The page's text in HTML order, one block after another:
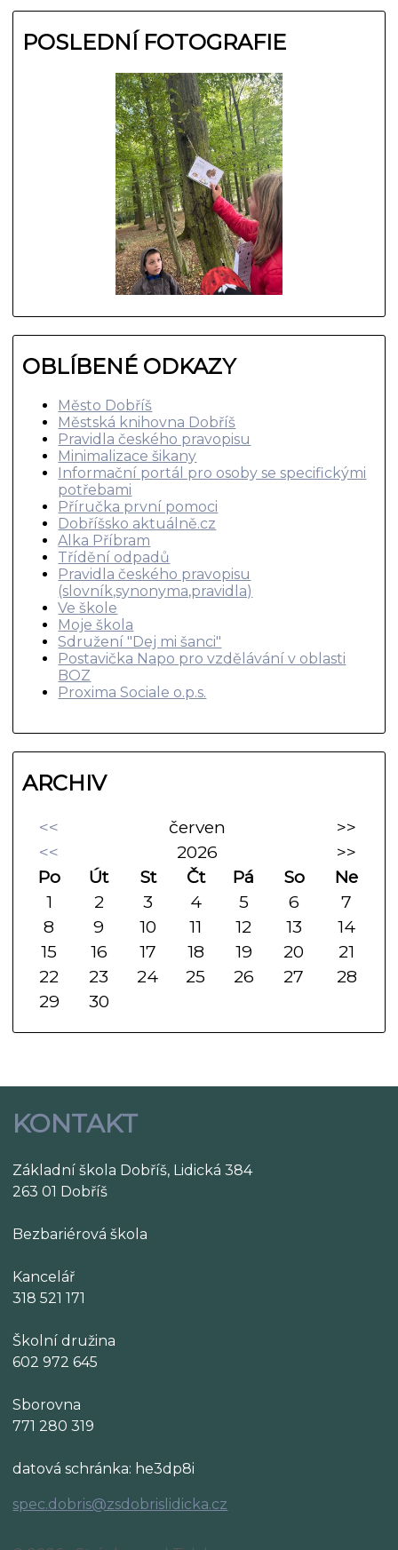
POSLEDNÍ FOTOGRAFIE
OBLÍBENÉ ODKAZY
Město Dobříš
Městská knihovna Dobříš
Pravidla českého pravopisu
Minimalizace šikany
Informační portál pro osoby se specifickými
potřebami
Příručka první pomoci
Dobříšsko aktuálně.cz
Alka Příbram
Třídění odpadů
Pravidla českého pravopisu
(slovník,synonyma,pravidla)
Ve škole
Moje škola
Sdružení "Dej mi šanci"
Postavička Napo pro vzdělávání v oblasti
BOZ
Proxima Sociale o.p.s.
ARCHIV
<< červen
>>
<<
2026
>>
Po
Út St Čt Pá So
Ne
1
2 3 4 5 6
7
8
9 10 11 12 13
14
15
16 17 18 19 20
21
22
23 24 25 26 27
28
29
30
KONTAKT
Základní škola Dobříš, Lidická 384
263 01 Dobříš
Bezbariérová škola
Kancelář
318 521 171
Školní družina
602 972 645
Sborovna
771 280 319
datová schránka: he3dp8i
spec.dobris@zsdobrislidicka.cz